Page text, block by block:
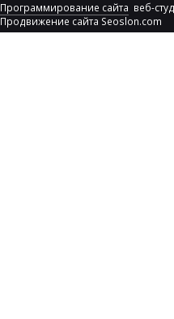
Программирование сайта веб-
Продвижение сайта Seoslon.com